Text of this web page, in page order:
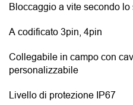
Bloccaggio a vite secondo
A codificato 3pin, 4pin
Collegabile in campo con
personalizzabile
Livello di protezione IP67